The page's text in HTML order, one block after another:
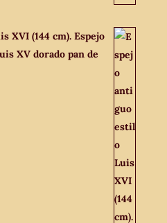
XVI (144 cm). Espejo
XV dorado pan de